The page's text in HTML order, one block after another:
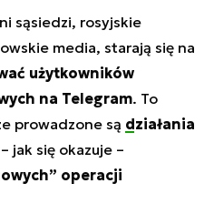
sąsiedzi, rosyjskie
media, starają się na
użytkowników
na Telegram. To
prowadzone są działania
jak się okazuje –
operacji